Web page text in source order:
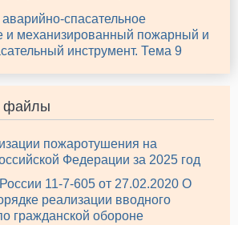
спасательное
и механизированный пожарный и
инструмент. Тема 9
файлы
пожаротушения на
Федерации за 2025 год
11-7-605 от 27.02.2020 О
реализации вводного
гражданской обороне